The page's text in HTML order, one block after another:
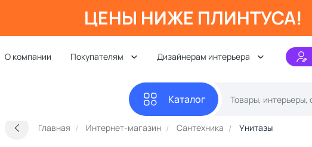
ЦЕНЫ НИЖЕ ПЛИНТУСА!
О компании Покупателям Дизайнерам интерьера
Каталог
Главная Интернет-магазин Сантехника Унитазы